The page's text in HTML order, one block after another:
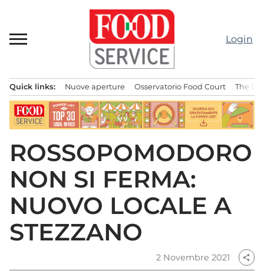
contenuto
Login
principale
Quick links: Nuove aperture Osservatorio Food Court The
ROSSOPOMODORO
NON SI FERMA:
NUOVO LOCALE A
STEZZANO
2 Novembre 2021 share